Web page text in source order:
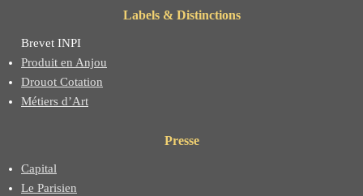
Labels & Distinctions
Brevet INPI
Produit en Anjou
Drouot Cotation
Métiers d’Art
Presse
Capital
Le Parisien